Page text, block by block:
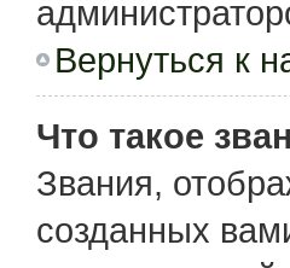
Вернуться к
Что такое
Звания,
созданных